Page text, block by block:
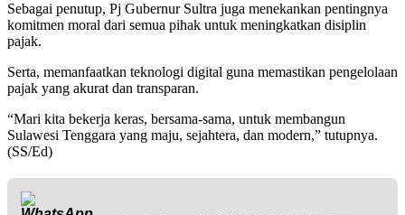
Sebagai penutup, Pj Gubernur Sultra juga menekankan pentingnya
komitmen moral dari semua pihak untuk meningkatkan disiplin
pajak.
Serta, memanfaatkan teknologi digital guna memastikan pengelolaan
pajak yang akurat dan transparan.
“Mari kita bekerja keras, bersama-sama, untuk membangun
Sulawesi Tenggara yang maju, sejahtera, dan modern,” tutupnya.
(SS/Ed)